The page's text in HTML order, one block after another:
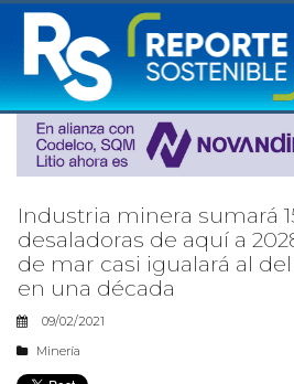
Industria minera sumará
desaladoras de aquí a
de mar casi igualará al
en una década
09/02/2021
Minería